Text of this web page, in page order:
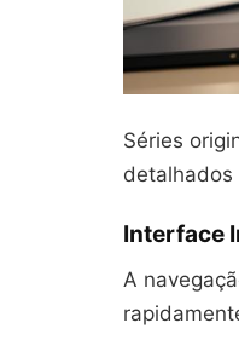
Séries
detalhados
Interface
A